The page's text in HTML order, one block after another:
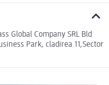
Global Company SRL Bld
Park, cladirea 11,Sector